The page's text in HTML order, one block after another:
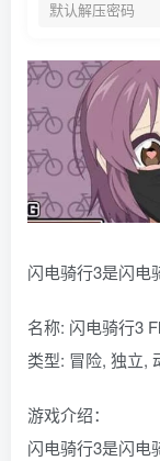
默认解压密码
闪电骑行3是闪电
名称: 闪电骑行3
类型: 冒险, 独立,
游戏介绍：
闪电骑行3是闪电